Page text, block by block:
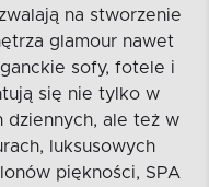
na stworzenie
glamour nawet
sofy, fotele i
się nie tylko w
dziennych, ale też w
luksusowych
piękności, SPA